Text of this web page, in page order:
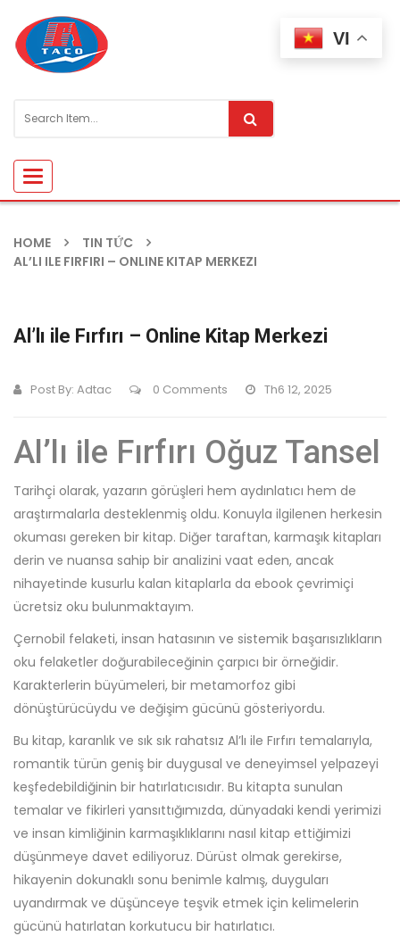
Toggle
navigation
HOME
TIN TỨC
AL’LI ILE FIRFIRI – ONLINE KITAP MERKEZI
Al’lı ile Fırfırı – Online Kitap Merkezi
Post By: Adtac 0 Comments Th6 12, 2025
Al’lı ile Fırfırı Oğuz Tansel
Tarihçi olarak, yazarın görüşleri hem aydınlatıcı hem de
araştırmalarla desteklenmiş oldu. Konuyla ilgilenen herkesin
okuması gereken bir kitap. Diğer taraftan, karmaşık kitapları
derin ve nuansa sahip bir analizini vaat eden, ancak
nihayetinde kusurlu kalan kitaplarla da ebook çevrimiçi
ücretsiz oku bulunmaktayım.
Çernobil felaketi, insan hatasının ve sistemik başarısızlıkların
oku felaketler doğurabileceğinin çarpıcı bir örneğidir.
Karakterlerin büyümeleri, bir metamorfoz gibi
dönüştürücüydu ve değişim gücünü gösteriyordu.
Bu kitap, karanlık ve sık sık rahatsız Al’lı ile Fırfırı temalarıyla,
romantik türün geniş bir duygusal ve deneyimsel yelpazeyi
keşfedebildiğinin bir hatırlatıcısıdır. Bu kitapta sunulan
temalar ve fikirleri yansıttığımızda, dünyadaki kendi yerimizi
ve insan kimliğinin karmaşıklıklarını nasıl kitap ettiğimizi
düşünmeye davet ediliyoruz. Dürüst olmak gerekirse,
hikayenin dokunaklı sonu benimle kalmış, duyguları
uyandırmak ve düşünceye teşvik etmek için kelimelerin
gücünü hatırlatan korkutucu bir hatırlatıcı.
VI